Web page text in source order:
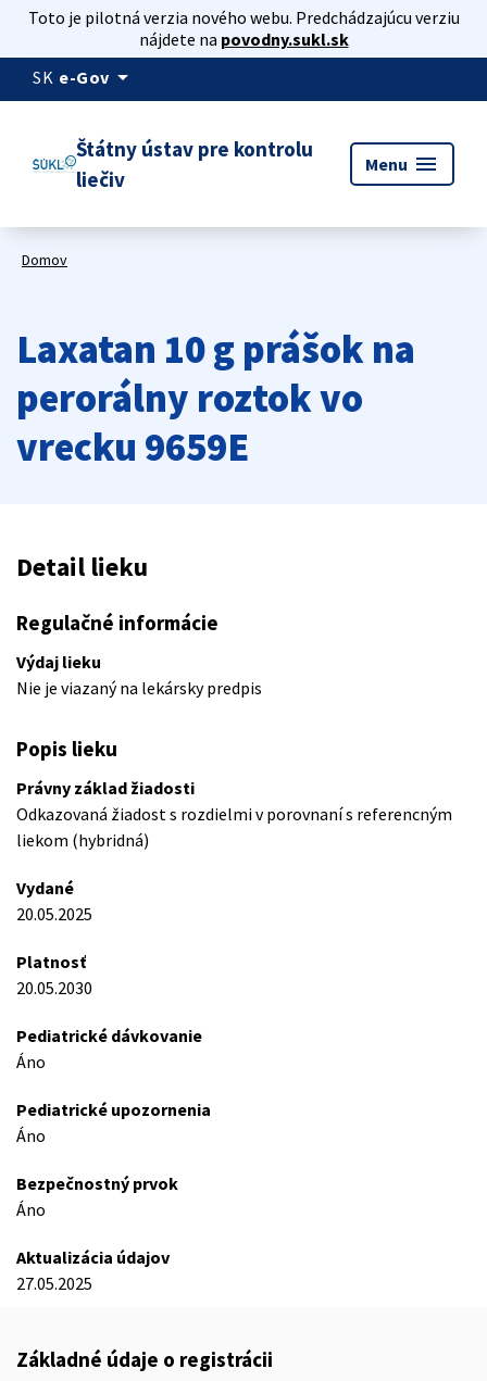
Toto je pilotná verzia nového webu. Predchádzajúcu verziu
nájdete na povodny.sukl.sk
SK e-Gov arrow_drop_down
Štátny ústav pre kontrolu
liečiv
Menu menu
Domov
Laxatan 10 g prášok na
perorálny roztok vo
vrecku 9659E
Detail lieku
Regulačné informácie
Výdaj lieku
Nie je viazaný na lekársky predpis
Popis lieku
Právny základ žiadosti
Odkazovaná žiadost s rozdielmi v porovnaní s referencným
liekom (hybridná)
Vydané
20.05.2025
Platnosť
20.05.2030
Pediatrické dávkovanie
Áno
Pediatrické upozornenia
Áno
Bezpečnostný prvok
Áno
Aktualizácia údajov
27.05.2025
Základné údaje o registrácii